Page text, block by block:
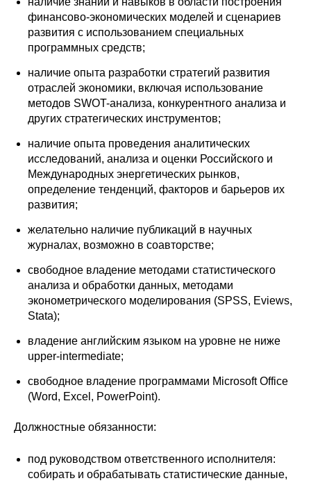
Номера журналов
Редакционная этика
Информация для авторов
Общие требования
Научные труды
О журнале
Выпуски
Редакционная этика
Информация для авторов
Семинары
Энергетический семинар
Российско-французский семинар
финансово-экономических моделей и сценариев
развития с использованием специальных
программных средств;
наличие опыта разработки стратегий развития
отраслей экономики, включая использование
методов SWOT-анализа, конкурентного анализа и
других стратегических инструментов;
наличие опыта проведения аналитических
исследований, анализа и оценки Российского и
Международных энергетических рынков,
определение тенденций, факторов и барьеров их
развития;
желательно наличие публикаций в научных
журналах, возможно в соавторстве;
свободное владение методами статистического
анализа и обработки данных, методами
эконометрического моделирования (SPSS, Eviews,
Stata);
владение английским языком на уровне не ниже
upper-intermediate;
свободное владение программами Microsoft Office
(Word, Excel, PowerPoint).
Должностные обязанности:
под руководством ответственного исполнителя:
собирать и обрабатывать статистические данные,